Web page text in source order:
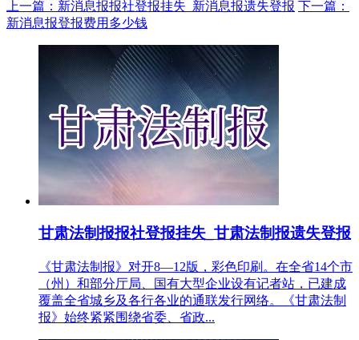
上一篇：新消息报报社登报挂失_新消息报遗失登报 下一篇：
新消息报登报费用多少钱
甘肃法制报报社登报挂失_甘肃法制报遗失登报
《甘肃法制报》对开8—12版，彩色印刷。在全省14个市
（州）和部分厅局、国有大型企业设有记者站，已建成
覆盖全省城乡及各行各业的通联发行网络。《甘肃法制
报》始终紧紧围绕省委、省政...